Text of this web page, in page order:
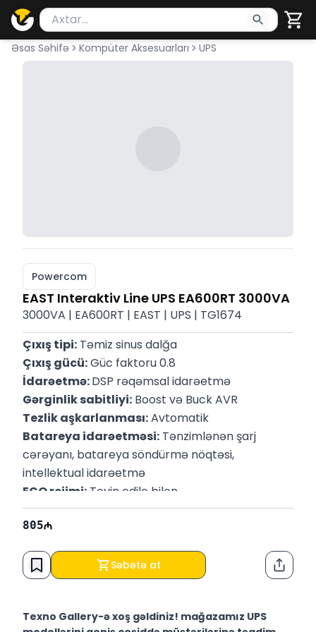
Məhsul axtar
Axtarış üçün ən azı 2 simvol yazın. Göndərmək
Əsas Səhifə Kompüter Aksesuarları UPS
Powercom
EAST Interaktiv Line UPS EA600RT 3000VA
3000VA | EA600RT | EAST | UPS | TG1674
Çıxış tipi: Təmiz sinus dalğa
Çıxış gücü: Güc faktoru 0.8
İdarəetmə: DSP rəqəmsal idarəetmə
Gərginlik sabitliyi: Boost və Buck AVR
Tezlik aşkarlanması: Avtomatik
Batareya idarəetməsi: Tənzimlənən şarj
cərəyanı, batareya söndürmə nöqtəsi,
intellektual idarəetmə
ECO rejimi: Təyin edilə bilən
Boş rejimdə: Avtomatik söndürmə
Qoruma:
Zəmanət:
6 ay
805
Səbətə at
Texno Gallery-ə xoş gəldiniz! mağazamız UPS